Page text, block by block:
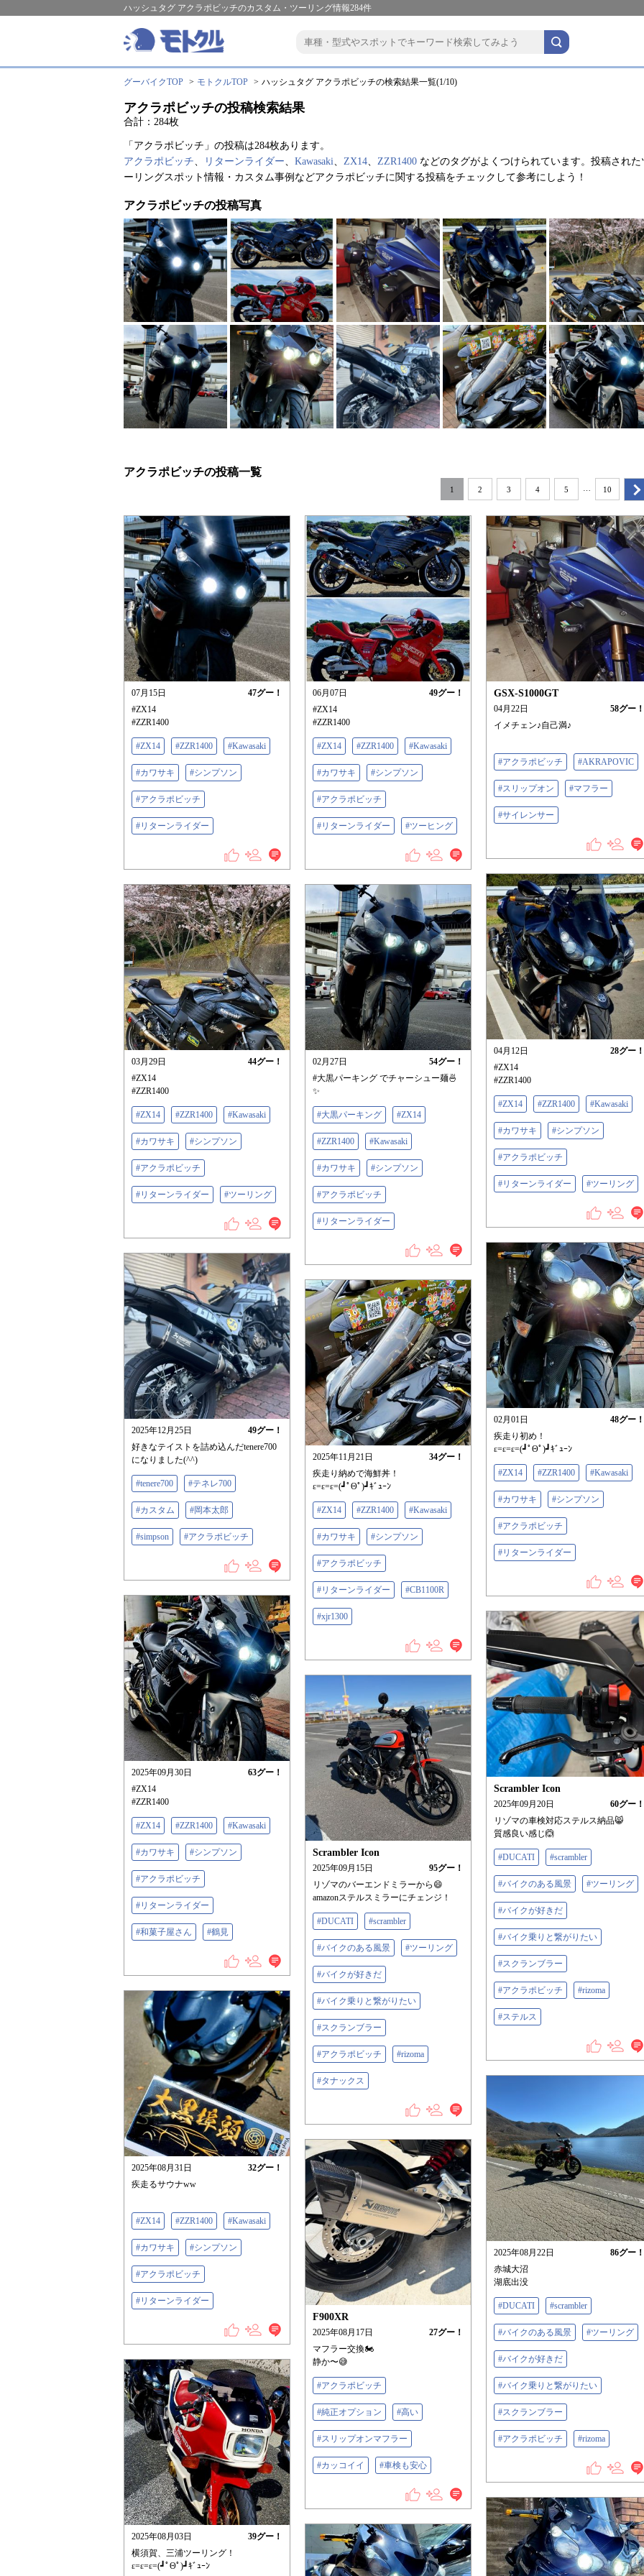
ハッシュタグ アクラポビッチのカスタム・ツーリング情報284件
グーバイクTOP モトクルTOP ハッシュタグ アクラポビッチの検索結果一覧(1/10)
アクラポビッチの投稿検索結果
合計：284枚
「アクラポビッチ」の投稿は284枚あります。
アクラポビッチ、 リターンライダー、 Kawasaki、 ZX14、 ZZR1400 などのタグがよくつけられています。投稿された
ーリングスポット情報・カスタム事例などアクラポビッチに関する投稿をチェックして参考にしよう！
アクラポビッチの投稿写真
アクラポビッチの投稿一覧
1 2 3 4 5 10
07月15日 47グー！
#ZX14
#ZZR1400
#ZX14 #ZZR1400 #Kawasaki
#カワサキ #シンプソン
#アクラポビッチ
#リターンライダー
06月07日 49グー！
#ZX14
#ZZR1400
#ZX14 #ZZR1400 #Kawasaki
#カワサキ #シンプソン
#アクラポビッチ
#リターンライダー #ツーヒング
GSX-S1000GT
04月22日 58グー！
イメチェン♪自己満♪
#アクラポビッチ #AKRAPOVIC
#スリップオン #マフラー
#サイレンサー
04月12日 28グー！
#ZX14
#ZZR1400
#ZX14 #ZZR1400 #Kawasaki
#カワサキ #シンプソン
#アクラポビッチ
#リターンライダー #ツーリング
03月29日 44グー！
#ZX14
#ZZR1400
#ZX14 #ZZR1400 #Kawasaki
#カワサキ #シンプソン
#アクラポビッチ
#リターンライダー #ツーリング
02月27日 54グー！
#大黒パーキング でチャーシュー麺🍜
✨
#大黒パーキング #ZX14
#ZZR1400 #Kawasaki
#カワサキ #シンプソン
#アクラポビッチ
#リターンライダー
02月01日 48グー！
疾走り初め！
ε=ε=ε=(┛ﾟΘﾟ)┛ｷﾞｭｰﾝ
#ZX14 #ZZR1400 #Kawasaki
#カワサキ #シンプソン
#アクラポビッチ
#リターンライダー
2025年12月25日 49グー！
好きなテイストを詰め込んだtenere700
になりました(^^)
#tenere700 #テネレ700
#カスタム #岡本太郎
#simpson #アクラポビッチ
2025年11月21日 34グー！
疾走り納めで海鮮丼！
ε=ε=ε=(┛ﾟΘﾟ)┛ｷﾞｭｰﾝ
#ZX14 #ZZR1400 #Kawasaki
#カワサキ #シンプソン
#アクラポビッチ
#リターンライダー #CB1100R
#xjr1300
2025年09月30日 63グー！
#ZX14
#ZZR1400
#ZX14 #ZZR1400 #Kawasaki
#カワサキ #シンプソン
#アクラポビッチ
#リターンライダー
#和菓子屋さん #鶴見
Scrambler Icon
2025年09月20日 60グー！
リゾマの車検対応ステルス納品😸
質感良い感じ🙆
#DUCATI #scrambler
#バイクのある風景 #ツーリング
#バイクが好きだ
#バイク乗りと繋がりたい
#スクランブラー
#アクラポビッチ #rizoma
#ステルス
Scrambler Icon
2025年09月15日 95グー！
リゾマのバーエンドミラーから😄
amazonステルスミラーにチェンジ！
#DUCATI #scrambler
#バイクのある風景 #ツーリング
#バイクが好きだ
#バイク乗りと繋がりたい
#スクランブラー
#アクラポビッチ #rizoma
#タナックス
2025年08月31日 32グー！
疾走るサウナww
#ZX14 #ZZR1400 #Kawasaki
#カワサキ #シンプソン
#アクラポビッチ
#リターンライダー
2025年08月22日 86グー！
赤城大沼
湖底出没
#DUCATI #scrambler
#バイクのある風景 #ツーリング
#バイクが好きだ
#バイク乗りと繋がりたい
#スクランブラー
#アクラポビッチ #rizoma
F900XR
2025年08月17日 27グー！
マフラー交換🏍️
静か〜😅
#アクラポビッチ
#純正オプション #高い
#スリップオンマフラー
#カッコイイ #車検も安心
2025年08月03日 39グー！
横須賀、三浦ツーリング！
ε=ε=ε=(┛ﾟΘﾟ)┛ｷﾞｭｰﾝ